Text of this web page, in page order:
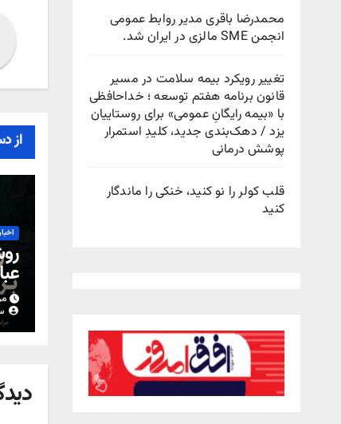
محمدرضا باقری مدیر روابط عمومی
انجمن SME مالزی در ایران شد.
تغییر رویکرد بیمه سلامت در مسیر
قانون برنامه هفتم توسعه ؛ خداحافظی
با «بیمه رایگانِ عمومی» برای روستاییان
یزد / دهک‌بندی جدید، کلیدِ استمرار
پوشش درمانی
قلب کولر را نو کنید، خنکی را ماندگار
کنید
از